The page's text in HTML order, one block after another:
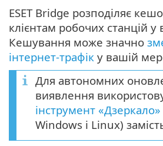
ESET Bridge розподіляє
клієнтам робочих станцій
Кешування може значно
інтернет-трафік у вашій
Для автономних
виявлення
інструмент «Дзеркало»
Windows і Linux)